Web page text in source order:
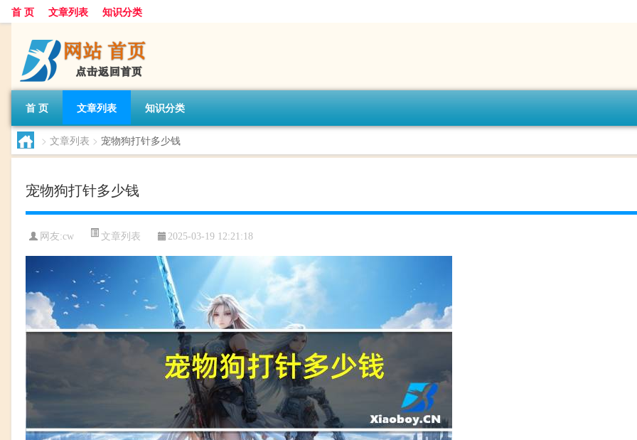
首 页 文章列表 知识分类
首 页 文章列表 知识分类
> 文章列表 > 宠物狗打针多少钱
宠物狗打针多少钱
网友:cw 文章列表 2025-03-19 12:21:18